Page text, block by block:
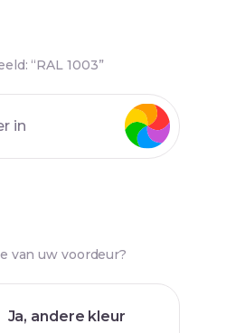
“RAL 1003”
van uw voordeur?
Ja, andere kleur